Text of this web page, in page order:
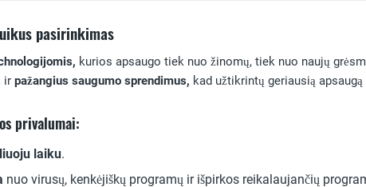
pasirinkimas
kurios apsaugo tiek nuo žinomų, tiek nuo naujų
ir pažangius saugumo sprendimus, kad užtikrintų geriausią
privalumai:
laiku.
nuo virusų, kenkėjiškų programų ir išpirkos reikalaujančių